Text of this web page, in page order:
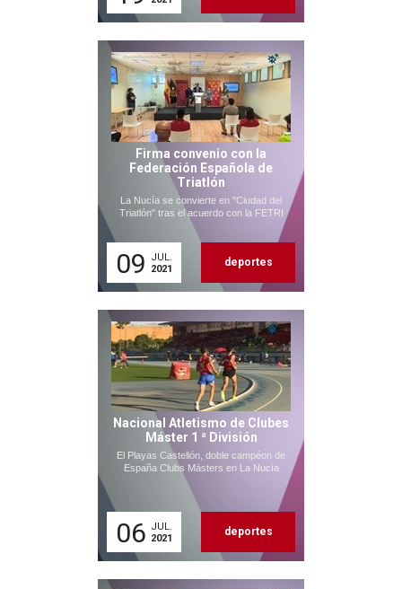
Firma convenio con la
Federación Española de
Triatlón
La Nucía se convierte en "Ciudad del
Triatlón" tras el acuerdo con la FETRI
09
JUL.
2021
deportes
Nacional Atletismo de Clubes
Máster 1 ª División
El Playas Castellón, doble campéon de
España Clubs Másters en La Nucía
06 JUL.
2021
deportes